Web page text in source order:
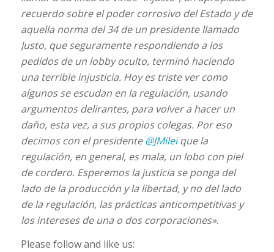
recuerdo sobre el poder corrosivo del Estado y de
aquella norma del 34 de un presidente llamado
Justo, que seguramente respondiendo a los
pedidos de un lobby oculto, terminó haciendo
una terrible injusticia. Hoy es triste ver como
algunos se escudan en la regulación, usando
argumentos delirantes, para volver a hacer un
daño, esta vez, a sus propios colegas. Por eso
decimos con el presidente@JMileique la
regulación, en general, es mala, un lobo con piel
de cordero. Esperemos la justicia se ponga del
lado de la producción y la libertad, y no del lado
de la regulación, las prácticas anticompetitivas y
los intereses de una o dos corporaciones».
Please follow and like us: